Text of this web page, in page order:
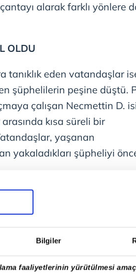
Bilgiler
faaliyetlerinin yürütülmesi
alarak farklı yönlere
OLDU
tanıklık eden vatandaşlar
şüphelilerin peşine düştü.
çalışan Necmettin D.
kısa süreli bir
yaşanan
yakaladıkları şüpheliyi
Sezai D. vatandaşlara
geliyorum diyerek onarı
geçirdikleri çantayla
teslim etti. Gasp
üç şüpheli kayıplara
ise gözaltına alındı.